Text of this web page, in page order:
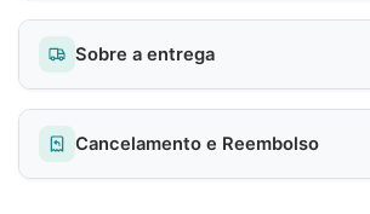
Sobre a entrega
Cancelamento e Reembolso